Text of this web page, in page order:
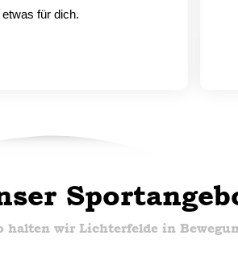
etwas für dich.
halten wir Lichterfelde in